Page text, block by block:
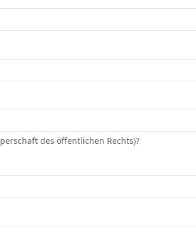
des öffentlichen Rechts)?